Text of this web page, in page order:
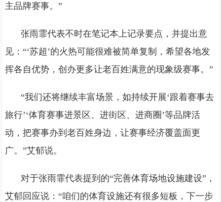
主品牌赛事。”
张雨霏代表不时在笔记本上记录要点，并提出意
见：“‘苏超’的火热可能很难被简单复制，希望各地发
挥各自优势，创办更多让老百姓满意的现象级赛事。”
“我们还将继续丰富场景，如持续开展‘跟着赛事去
旅行’‘体育赛事进景区、进街区、进商圈’等品牌活
动，把赛事办到老百姓身边，让赛事经济覆盖面更
广。”艾郁说。
对于张雨霏代表提到的“完善体育场地设施建设”，
艾郁回应说：“咱们的体育设施还有很多短板，下一步